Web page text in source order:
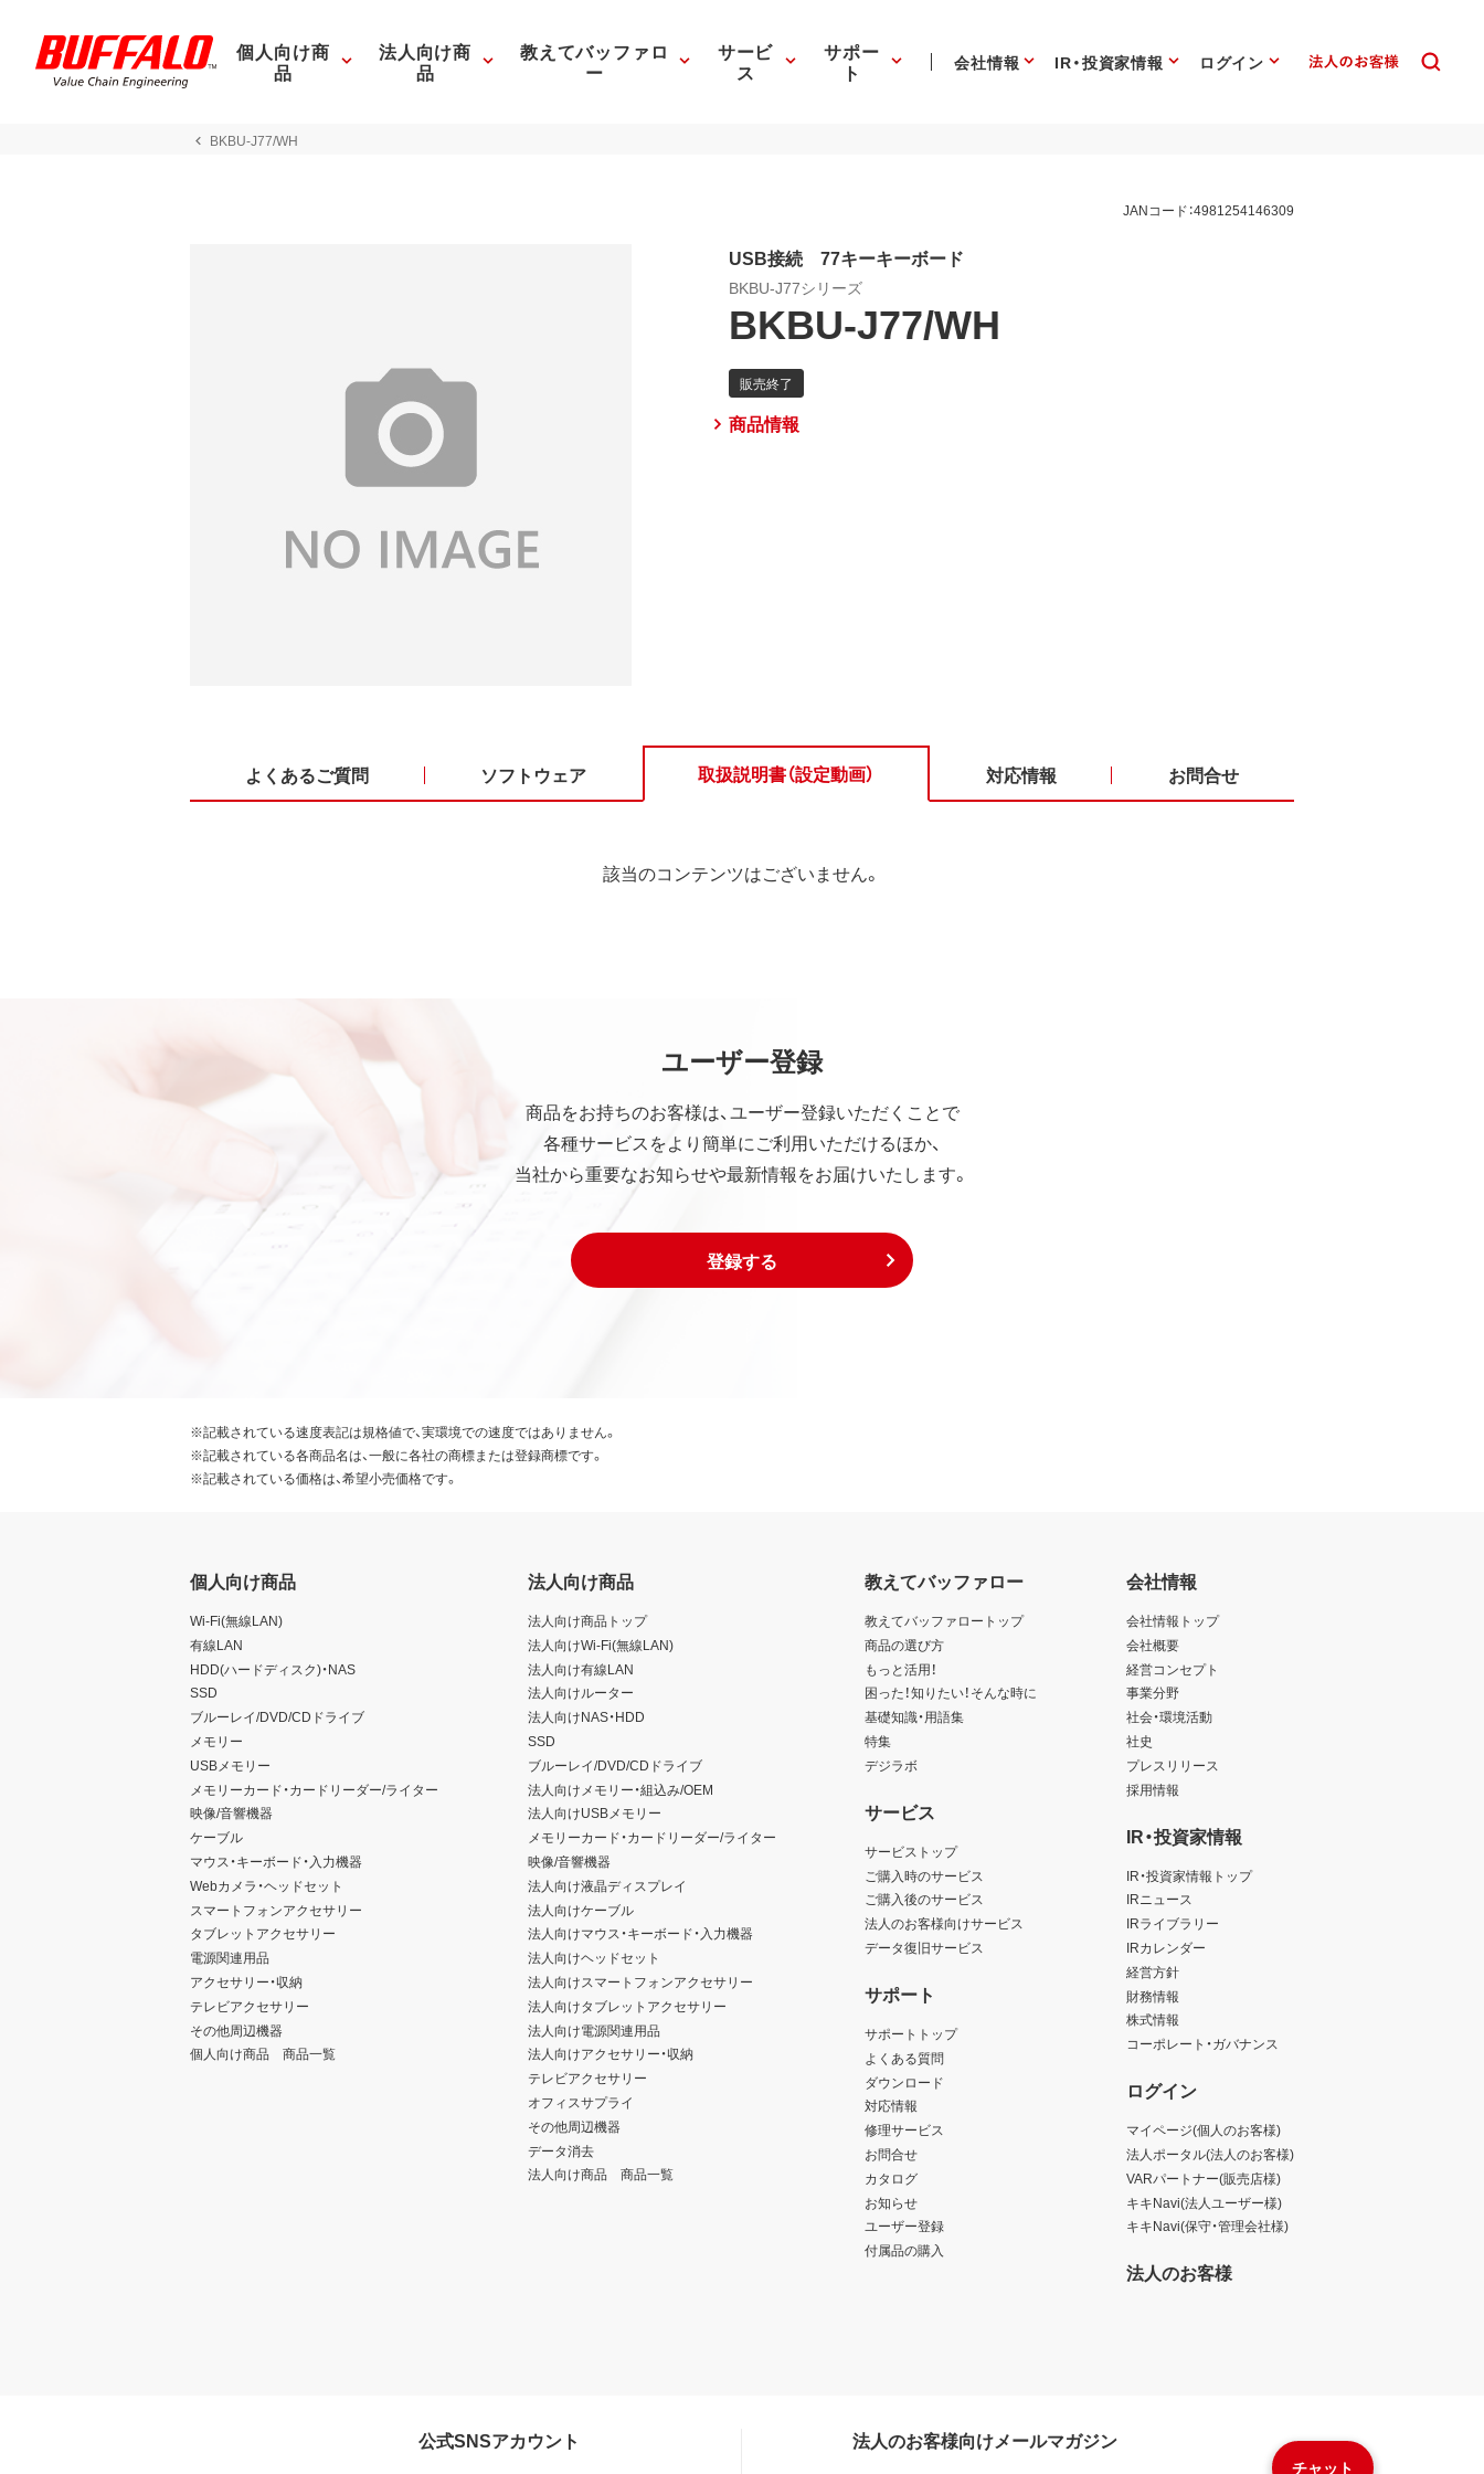
個人向け商
品
法人向け商
品
教えてバッファロ
ー
サービ
ス
サポー
ト 会社情報 IR・投資家情報 ログイン
BKBU-J77/WH
JANコード：4981254146309
USB接続 77キーキーボード
BKBU-J77シリーズ
BKBU-J77/WH
商品情報
よくあるご質問 ソフトウェア 取扱説明書（設定動画） 対応情報 お問合せ
該当のコンテンツはございません。
ユーザー登録
商品をお持ちのお客様は、ユーザー登録いただくことで
各種サービスをより簡単にご利用いただけるほか、
当社から重要なお知らせや最新情報をお届けいたします。
登録する
チャット
※記載されている速度表記は規格値で、実環境での速度ではありません。
※記載されている各商品名は、一般に各社の商標または登録商標です。
※記載されている価格は、希望小売価格です。
個人向け商品
Wi-Fi(無線LAN)
有線LAN
HDD(ハードディスク)・NAS
SSD
ブルーレイ/DVD/CDドライブ
メモリー
USBメモリー
メモリーカード・カードリーダー/ライター
映像/音響機器
ケーブル
マウス・キーボード・入力機器
Webカメラ・ヘッドセット
スマートフォンアクセサリー
タブレットアクセサリー
電源関連用品
アクセサリー・収納
テレビアクセサリー
その他周辺機器
個人向け商品 商品一覧
法人向け商品
法人向け商品トップ
法人向けWi-Fi(無線LAN)
法人向け有線LAN
法人向けルーター
法人向けNAS・HDD
SSD
ブルーレイ/DVD/CDドライブ
法人向けメモリー・組込み/OEM
法人向けUSBメモリー
メモリーカード・カードリーダー/ライター
映像/音響機器
法人向け液晶ディスプレイ
法人向けケーブル
法人向けマウス・キーボード・入力機器
法人向けヘッドセット
法人向けスマートフォンアクセサリー
法人向けタブレットアクセサリー
法人向け電源関連用品
法人向けアクセサリー・収納
テレビアクセサリー
オフィスサプライ
その他周辺機器
データ消去
法人向け商品 商品一覧
教えてバッファロー
教えてバッファロートップ
商品の選び方
もっと活用！
困った！知りたい！そんな時に
基礎知識・用語集
特集
デジラボ
サービス
サービストップ
ご購入時のサービス
ご購入後のサービス
法人のお客様向けサービス
データ復旧サービス
サポート
サポートトップ
よくある質問
ダウンロード
対応情報
修理サービス
お問合せ
カタログ
お知らせ
ユーザー登録
付属品の購入
会社情報
会社情報トップ
会社概要
経営コンセプト
事業分野
社会・環境活動
社史
プレスリリース
採用情報
IR・投資家情報
IR・投資家情報トップ
IRニュース
IRライブラリー
IRカレンダー
経営方針
財務情報
株式情報
コーポレート・ガバナンス
ログイン
マイページ(個人のお客様)
法人ポータル(法人のお客様)
VARパートナー(販売店様)
キキNavi(法人ユーザー様)
キキNavi(保守・管理会社様)
法人のお客様
公式SNSアカウント 法人のお客様向けメールマガジン